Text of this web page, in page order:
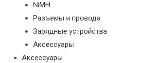
NiMH
Разъемы и провода
Зарядные устройства
Аксессуары
Аксессуары